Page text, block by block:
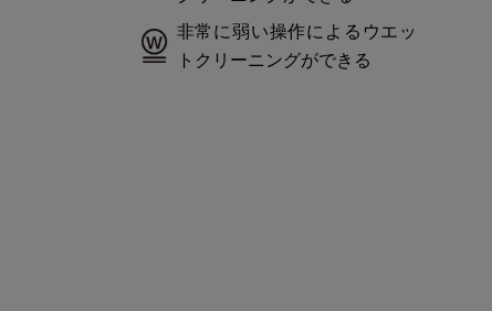
非常に弱い操作によるウエッ
トクリーニングができる